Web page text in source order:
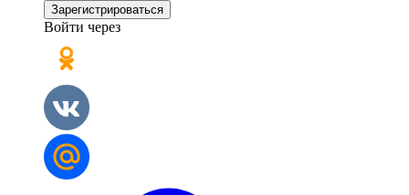
Зарегистрироваться
Войти через